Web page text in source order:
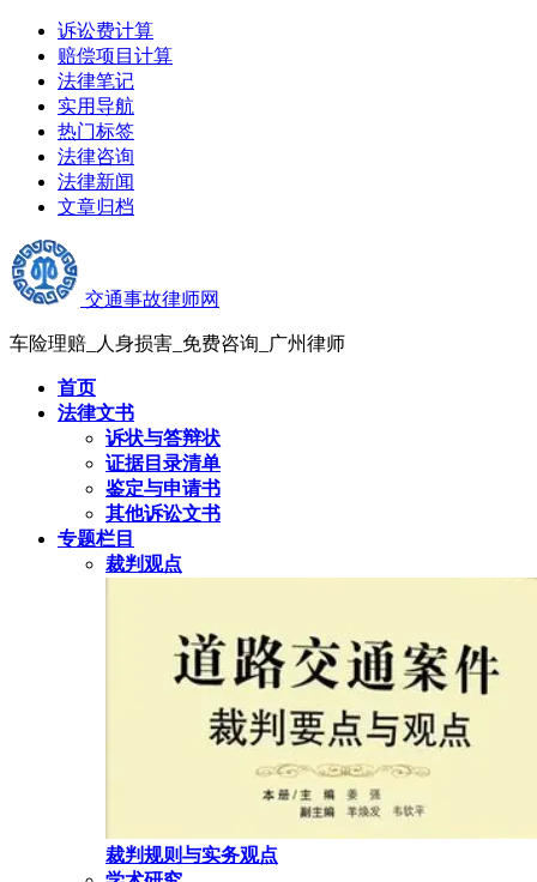
诉讼费计算
赔偿项目计算
法律笔记
实用导航
热门标签
法律咨询
法律新闻
文章归档
交通事故律师网
车险理赔_人身损害_免费咨询_广州律师
首页
法律文书
诉状与答辩状
证据目录清单
鉴定与申请书
其他诉讼文书
专题栏目
裁判观点
裁判规则与实务观点